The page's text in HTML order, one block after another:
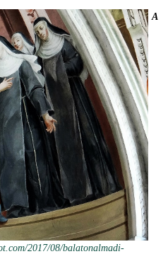
A
2017/08/balatonalmadi-